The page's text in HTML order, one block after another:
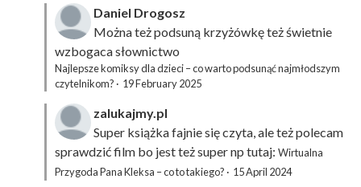
Daniel Drogosz
Można też podsuną krzyżówkęteż świetnie
wzbogaca słownictwo
Najlepsze komiksy dla dzieci – co warto podsunąć najmłodszym
czytelnikom? · 19 February 2025
zalukajmy.pl
Super książka fajnie się czyta, ale też polecam
sprawdzić film bo jest też super np tutaj: Wirtualna
Przygoda Pana Kleksa – co to takiego? · 15 April 2024